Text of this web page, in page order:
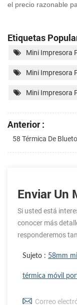
el precio razonable
Etiquetas
Mini Impresora
Mini Impresora
Mini Impresora
Anterior :
58 Térmica De
Enviar Un
Si usted está
conocer más
responderemos
Sujeto : 58mm
térmica móvil